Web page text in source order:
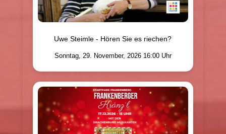
Uwe Steimle - Hören Sie es riechen?
Sonntag, 29. November, 2026 16:00 Uhr